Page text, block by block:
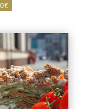
€